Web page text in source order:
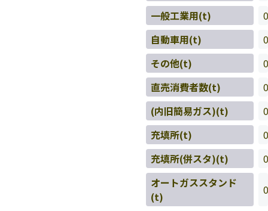
一般工業用(t)
0
自動車用(t)
0
その他(t)
0
直売消費者数(t)
0
(内旧簡易ガス)(t)
0
充填所(t)
0
充填所(併スタ)(t)
0
オートガススタンド
(t)
0